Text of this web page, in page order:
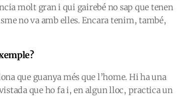
molt gran i qui gairebé no sap que tenen
no va amb elles. Encara tenim, també,
que guanya més que l’home. Hi ha una
que ho fa i, en algun lloc, practica un